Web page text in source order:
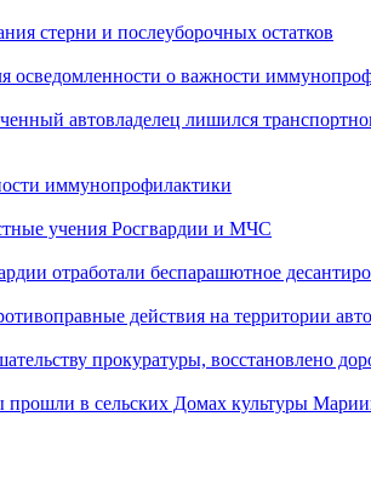
стерни и послеуборочных остатков
осведомленности о важности
автовладелец лишился
иммунопрофилактики
учения Росгвардии и МЧС
отработали беспарашютное
действия на территории
прокуратуры, восстановлено
прошли в сельских Домах культуры